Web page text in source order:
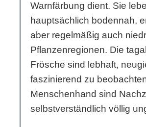
Warnfärbung dient. Sie
hauptsächlich bodennah,
aber regelmäßig auch
Pflanzenregionen. Die
Frösche sind lebhaft,
faszinierend zu
Menschenhand sind
selbstverständlich völlig